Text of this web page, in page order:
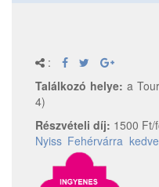
:
Találkozó helye: a
4)
Részvételi díj: 1500 Ft/
Nyiss Fehérvárra